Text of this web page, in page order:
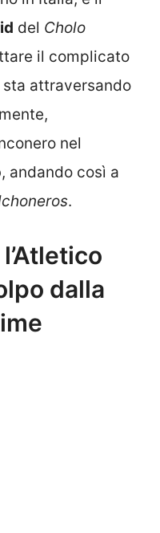
del Cholo
il complicato
attraversando
nel
, andando così a
.
dalla